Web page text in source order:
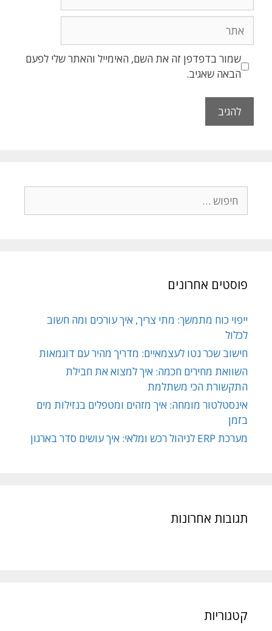
שמור בדפדפן זה את השם, האימייל והאתר שלי לפעם
הבאה שאגיב.
פוסטים אחרונים
ייפוי כוח מתמשך: מתי צריך, איך עורכים ומה חשוב
לכלול
חישוב שכר נטו לעצמאיים: מדריך מהיר עם דוגמאות
השוואת מחירים חכמה: איך למצוא את חבילת
התקשורת הכי משתלמת
אינסטלטור מומחה: איך מזהים ומטפלים בנזילות מים
בזמן
מערכת ERP לניהול רכש ומלאי: איך עושים סדר בארגון
תגובות אחרונות
קטגוריות